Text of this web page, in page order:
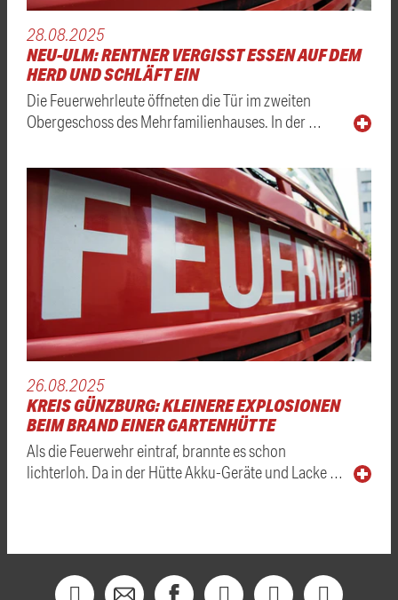
28.08.2025
NEU-ULM: RENTNER VERGISST ESSEN AUF DEM
HERD UND SCHLÄFT EIN
Die Feuerwehrleute öffneten die Tür im zweiten
Obergeschoss des Mehrfamilienhauses. In der …
26.08.2025
KREIS GÜNZBURG: KLEINERE EXPLOSIONEN
BEIM BRAND EINER GARTENHÜTTE
Als die Feuerwehr eintraf, brannte es schon
lichterloh. Da in der Hütte Akku-Geräte und Lacke …